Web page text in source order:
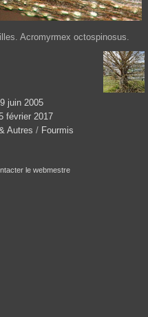
Acromyrmex octospinosus.
juin 2005
février 2017
Autres / Fourmis
le webmestre